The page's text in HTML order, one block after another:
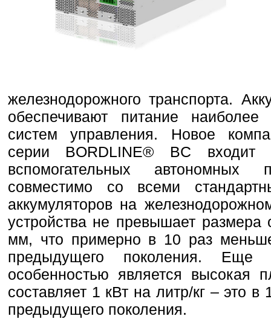
железнодорожного транспорта.
обеспечивают питание
систем управления. Новое
серии BORDLINE® BC
вспомогательных
совместимо со всеми
аккумуляторов на
устройства не превышает
мм, что примерно в 10 раз
предыдущего поколения. Еще
особенностью является высокая
составляет 1 кВт на литр/кг – это
предыдущего поколения.